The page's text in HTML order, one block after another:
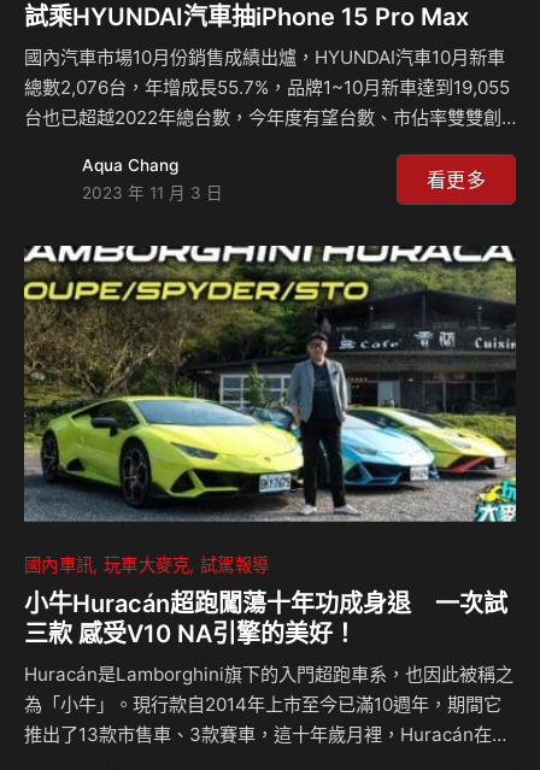
試乘HYUNDAI汽車抽iPhone 15 Pro Max
國內汽車市場10月份銷售成績出爐，HYUNDAI汽車10月新車
總數2,076台，年增成長55.7%，品牌1~10月新車達到19,055
台也已超越2022年總台數，今年度有望台數、市佔率雙雙創
小霸王外，今年度新車Custin及Tucson L Turbo Hybrid更是
超高人氣車系，累欠訂單合計多達4,200張，原廠亦已承諾供
界風雲電動車IONIQ 5與IONIQ 6，全球銷售量成長驚艷，在
國內也同樣獲得電動車迷高度關注。 試乘抽iPhone15 Pro
M…
Aqua Chang
2023 年 11 月 3 日
看更多
國內車訊 玩車大麥克 試駕報導
小牛Huracán超跑闖蕩十年功成身退 一次試
三款 感受V10 NA引擎的美好！
Huracán是Lamborghini旗下的入門超跑車系，也因此被稱之
為「小牛」。現行款自2014年上市至今已滿10週年，期間它
推出了13款市售車、3款賽車，這十年歲月裡，Huracán在我